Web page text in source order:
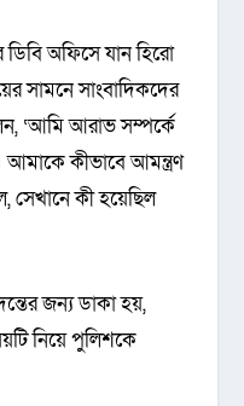
অফিসে যান হিরো
সামনে সাংবাদিকদের
‘আমি আরাভ সম্পর্কে
আমাকে কীভাবে আমন্ত্রণ
সেখানে কী হয়েছিল
জন্য ডাকা হয়,
নিয়ে পুলিশকে